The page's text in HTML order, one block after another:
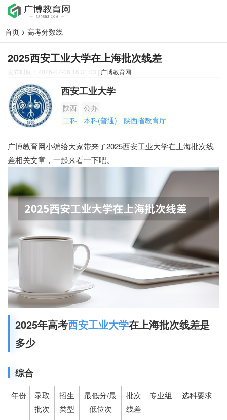
首页 > 高考分数线
2025西安工业大学在上海批次线差
发布时间：2026-07-06 16:31:03 | 广博教育网
西安工业大学
陕西
公办
工科
本科(普通) 陕西省教育厅
广博教育网小编给大家带来了2025西安工业大学在上海批次线
差相关文章，一起来看一下吧。
2025年高考西安工业大学在上海批次线差是
多少
综合
年份
录取
批次
招生
类型
最低分/最
低位次
批次
线差
专业组 选科要求